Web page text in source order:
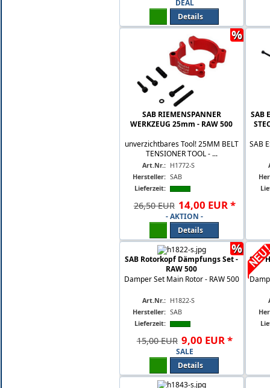
DEAL
Details
SAB RIEMENSPANNER
WERKZEUG 25mm - RAW 500
unverzichtbares Tool! 25MM BELT
TENSIONER TOOL - ...
Art.Nr.: H1772-S
Hersteller: SAB
Lieferzeit:
26,50 EUR 14,00 EUR*
- AKTION -
Details
%
SAB
SAB
SAB Rotorkopf Dämpfungs Set -
RAW 500
Damper Set Main Rotor - RAW 500
Art.Nr.: H1822-S
Hersteller: SAB
Lieferzeit:
15,00 EUR 9,00 EUR*
SALE
Details
%
SAB